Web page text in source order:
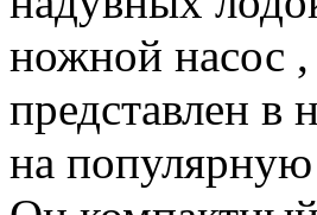
ножной насос ,
представлен в
на